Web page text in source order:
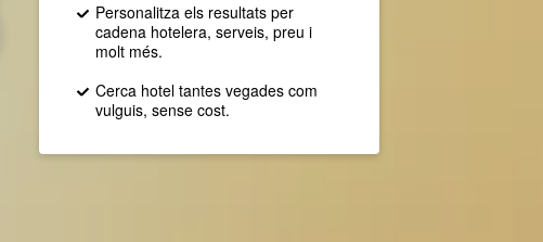
Personalitza els resultats per
cadena hotelera, serveis, preu i
molt més.
Cerca hotel tantes vegades com
vulguis, sense cost.